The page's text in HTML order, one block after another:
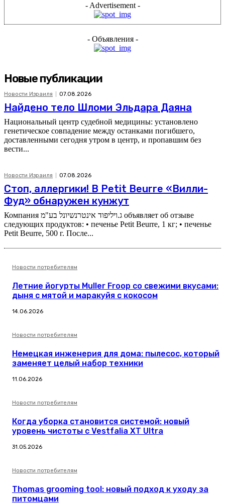
- Advertisement -
- Объявления -
Новые публикации
Новости Израиля 07.08.2026
Найдено тело Шломи Эльдара Даяна
Национальный центр судебной медицины: установлено
генетическое совпадение между останками погибшего,
доставленными сегодня утром в центр, и пропавшим без
вести...
Новости Израиля 07.08.2026
Стоп, аллергики! В Petit Beurre «Вилли-
Фуд» обнаружен кунжут
Компания ג.ויליפוד אינטרנשיונל בע"מ объявляет об отзыве
следующих продуктов: • печенье Petit Beurre, 1 кг; • печенье
Petit Beurre, 500 г. После...
Новости потребителям
Летние йогурты Muller Froop со свежими вкусами:
дыня с мятой и маракуйя с кокосом
14.06.2026
Новости потребителям
Немецкая инженерия для дома: пылесос, который
заменяет целый набор техники
11.06.2026
Новости потребителям
Когда уборка становится системой: новый
уровень чистоты с Vestfalia XT Ultra
31.05.2026
Новости потребителям
Thomas grooming tool: новый подход к уходу за
питомцами